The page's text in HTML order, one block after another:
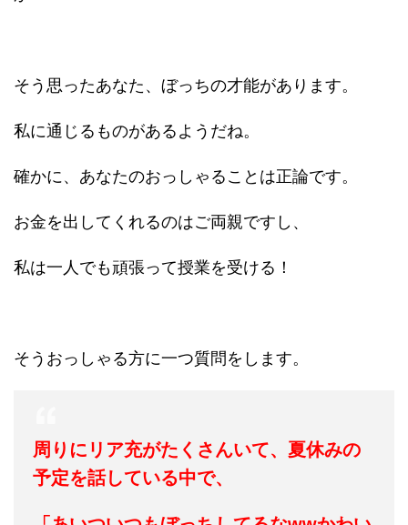
そう思ったあなた、ぼっちの才能があります。
私に通じるものがあるようだね。
確かに、あなたのおっしゃることは正論です。
お金を出してくれるのはご両親ですし、
私は一人でも頑張って授業を受ける！
そうおっしゃる方に一つ質問をします。
周りにリア充がたくさんいて、夏休みの
予定を話している中で、